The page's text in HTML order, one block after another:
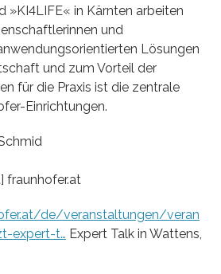
»KI4LIFE« in Kärnten arbeiten
und
Lösungen
und zum Vorteil der
für die Praxis ist die zentrale
Einrichtungen.
fraunhofer.at
de/veranstaltungen/veran
expert-t… Expert Talk in Wattens,